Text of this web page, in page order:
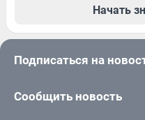
Начать
Подписаться на
Сообщить новость